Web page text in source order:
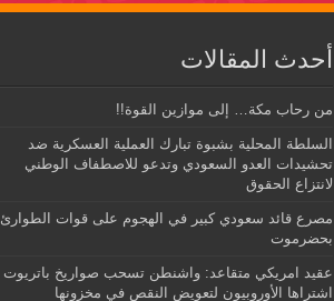
أحدث المقالات
من رحاب مكة… إلى موازين القوة!!
السلطة المحلية بشبوة تبارك العملية العسكرية ضد
تحشيدات العدو السعودي وتدعو للاصطفاف الوطني
لانتزاع الحقوق
مصرع قائد سعودي كبير في الهجوم على قوات الطوارئ
بحضرموت
عقيد امريكي متقاعد: واشنطن تسحب صواريخ باتريوت
اشتراها الأوروبيون لتعويض النقص في مخزونها